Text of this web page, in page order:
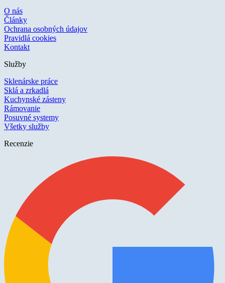
O nás
Články
Ochrana osobných údajov
Pravidlá cookies
Kontakt
Služby
Sklenárske práce
Sklá a zrkadlá
Kuchynské zásteny
Rámovanie
Posuvné systemy
Všetky služby
Recenzie